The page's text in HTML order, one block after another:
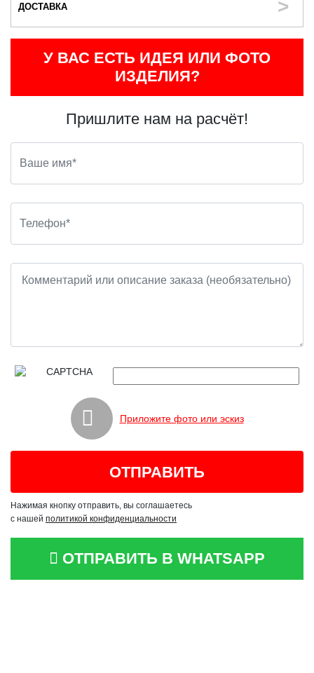
ДОСТАВКА
У ВАС ЕСТЬ ИДЕЯ ИЛИ ФОТО
ИЗДЕЛИЯ?
Пришлите нам на расчёт!
Приложите фото или эскиз
Нажимая кнопку отправить, вы соглашаетесь
с нашей политикой конфиденциальности
ОТПРАВИТЬ В WHATSAPP